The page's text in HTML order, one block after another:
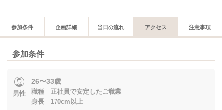
参加条件 企画詳細 当日の流れ アクセス 注意事項
参加条件
男性
26〜33歳
職種 正社員で安定したご職業
身長 170cm以上